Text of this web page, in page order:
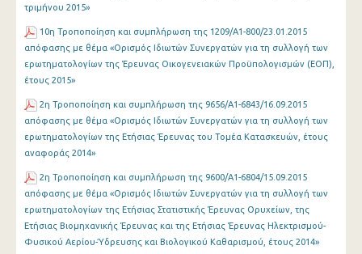
τριμήνου 2015»
10η Τροποποίηση και συμπλήρωση της 1209/Α1-800/23.01.2015
απόφασης με θέμα «Ορισμός Ιδιωτών Συνεργατών για τη συλλογή των
ερωτηματολογίων της Έρευνας Οικογενειακών Προϋπολογισμών (ΕΟΠ),
έτους 2015»
2η Τροποποίηση και συμπλήρωση της 9656/Α1-6843/16.09.2015
απόφασης με θέμα «Ορισμός Ιδιωτών Συνεργατών για τη συλλογή των
ερωτηματολογίων της Ετήσιας Έρευνας του Τομέα Κατασκευών, έτους
αναφοράς 2014»
2η Τροποποίηση και συμπλήρωση της 9600/Α1-6804/15.09.2015
απόφασης με θέμα «Ορισμός Ιδιωτών Συνεργατών για τη συλλογή των
ερωτηματολογίων της Ετήσιας Στατιστικής Έρευνας Ορυχείων, της
Ετήσιας Βιομηχανικής Έρευνας και της Ετήσιας Έρευνας Ηλεκτρισμού-
Φυσικού Αερίου-Ύδρευσης και Βιολογικού Καθαρισμού, έτους 2014»